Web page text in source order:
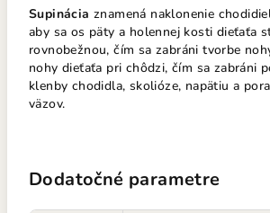
Supinácia znamená naklonenie
aby sa os päty a holennej kosti dieťaťa
rovnobežnou, čím sa zabráni tvorbe
nohy dieťaťa pri chôdzi, čím sa zabráni
klenby chodidla, skolióze, napätiu a
väzov.
Dodatočné parametre